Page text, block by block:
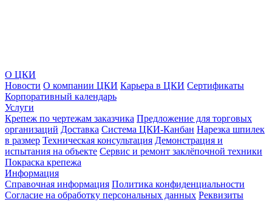
О ЦКИ
Новости О компании ЦКИ Карьера в ЦКИ Сертификаты
Корпоративный календарь
Услуги
Крепеж по чертежам заказчика Предложение для торговых
организаций Доставка Система ЦКИ-Канбан Нарезка шпилек
в размер Техническая консультация Демонстрация и
испытания на объекте Сервис и ремонт заклёпочной техники
Покраска крепежа
Информация
Справочная информация Политика конфиденциальности
Согласие на обработку персональных данных Реквизиты